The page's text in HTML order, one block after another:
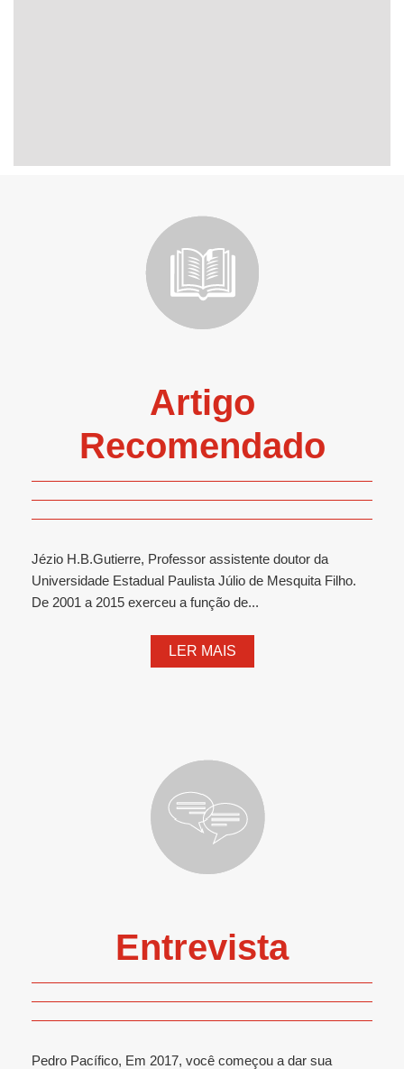
Artigo
Recomendado
Jézio H.B.Gutierre, Professor assistente doutor da
Universidade Estadual Paulista Júlio de Mesquita Filho.
De 2001 a 2015 exerceu a função de...
LER MAIS
Entrevista
Pedro Pacífico, Em 2017, você começou a dar sua